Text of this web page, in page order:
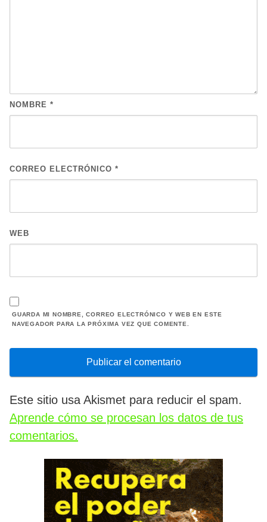
NOMBRE *
CORREO ELECTRÓNICO *
WEB
GUARDA MI NOMBRE, CORREO ELECTRÓNICO Y WEB EN ESTE
NAVEGADOR PARA LA PRÓXIMA VEZ QUE COMENTE.
Este sitio usa Akismet para reducir el spam.
Aprende cómo se procesan los datos de tus
comentarios.